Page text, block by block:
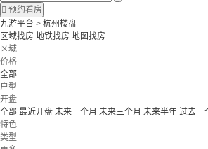
 预约看房
九游平台 > 杭州楼盘
区域找房 地铁找房 地图找房
区域
价格
全部
户型
开盘
全部 最近开盘 未来一个月 未来三个月 未来半年 过去一
特色
类型